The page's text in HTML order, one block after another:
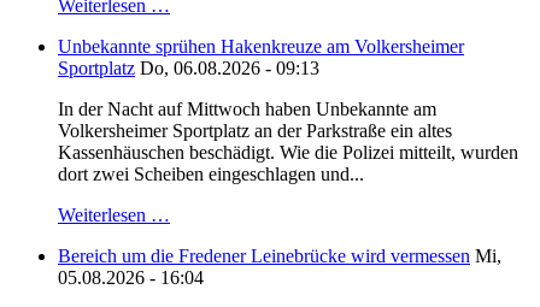
Weiterlesen …
Unbekannte sprühen Hakenkreuze am Volkersheimer
Sportplatz Do, 06.08.2026 - 09:13
In der Nacht auf Mittwoch haben Unbekannte am
Volkersheimer Sportplatz an der Parkstraße ein altes
Kassenhäuschen beschädigt. Wie die Polizei mitteilt, wurden
dort zwei Scheiben eingeschlagen und...
Weiterlesen …
Bereich um die Fredener Leinebrücke wird vermessen Mi,
05.08.2026 - 16:04